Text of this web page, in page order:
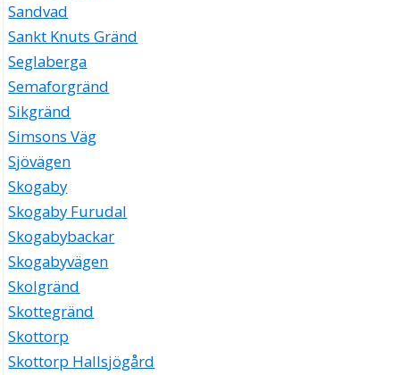
Sandvad
Sankt Knuts Gränd
Seglaberga
Semaforgränd
Sikgränd
Simsons Väg
Sjövägen
Skogaby
Skogaby Furudal
Skogabybackar
Skogabyvägen
Skolgränd
Skottegränd
Skottorp
Skottorp Hallsjögård